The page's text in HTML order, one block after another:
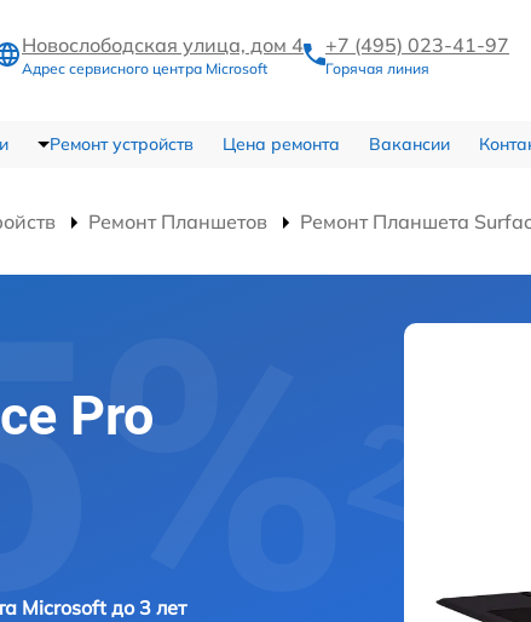
Новослободская улица, дом 4
Адрес сервисного центра Microsoft
+7 (495) 023-41-97
Горячая линия
Ремонт устройств Цена ремонта Вакансии
Ремонт Планшетов Ремонт Планшета
Pro
Microsoft до 3 лет